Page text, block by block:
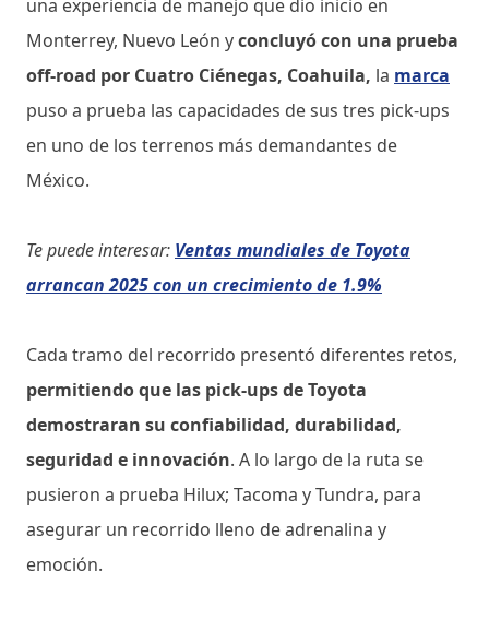
una experiencia de manejo que dio inicio en
Monterrey, Nuevo León yconcluyó con una prueba
off-road por Cuatro Ciénegas, Coahuila, la marca
puso a prueba las capacidades de sus tres pick-ups
en uno de los terrenos más demandantes de
México.
Te puede interesar: Ventas mundiales de Toyota
arrancan 2025 con un crecimiento de 1.9%
Cada tramo del recorrido presentó diferentes retos,
permitiendo que las pick-ups de Toyota
demostraran su confiabilidad, durabilidad,
seguridad e innovación. A lo largo de la ruta se
pusieron a prueba Hilux; Tacoma y Tundra, para
asegurar un recorrido lleno de adrenalina y
emoción.